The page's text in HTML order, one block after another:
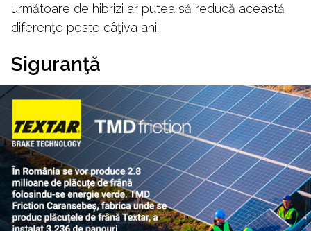
următoare de hibrizi ar putea să reducă această
diferenţe peste câţiva ani.
Siguranţă